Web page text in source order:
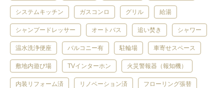
システムキッチン ガスコンロ グリル 給湯
シャンプードレッサー オートバス 追い焚き シャワー
温水洗浄便座 バルコニー有 駐輪場 車寄せスペース
敷地内遊び場 TVインターホン 火災警報器（報知機）
内装リフォーム済 リノベーション済 フローリング張替